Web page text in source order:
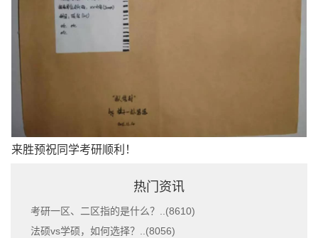
来胜预祝同学考研顺利！
热门资讯
考研一区、二区指的是什么？..(8610)
法硕vs学硕，如何选择？..(8056)